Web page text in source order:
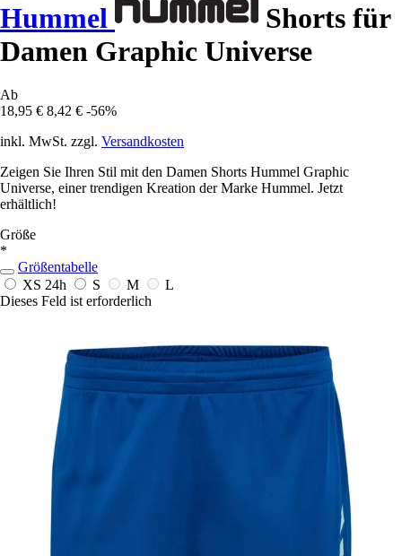
Hummel
Shorts für
Damen Graphic Universe
Ab
18,95 € 8,42 € -56%
inkl. MwSt. zzgl. Versandkosten
Zeigen Sie Ihren Stil mit den Damen Shorts Hummel Graphic
Universe, einer trendigen Kreation der Marke Hummel. Jetzt
erhältlich!
Größe
*
Größentabelle
XS 24h S M
L
Dieses Feld ist erforderlich